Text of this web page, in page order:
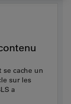
se cache un
sur les
a